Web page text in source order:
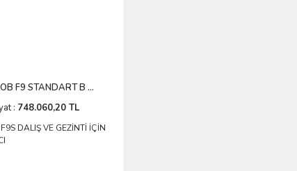
F9 STANDART B ...
: 748.060,20 TL